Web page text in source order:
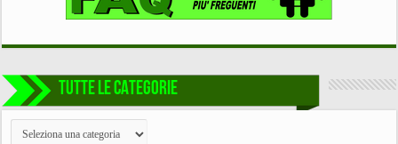
TUTTE LE CATEGORIE
TUTTE